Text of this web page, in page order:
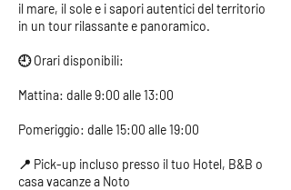
il mare, il sole e i sapori autentici del territorio
in un tour rilassante e panoramico.
🕘 Orari disponibili:
Mattina: dalle 9:00 alle 13:00
Pomeriggio: dalle 15:00 alle 19:00
📍 Pick-up incluso presso il tuo Hotel, B&B o
casa vacanze a Noto